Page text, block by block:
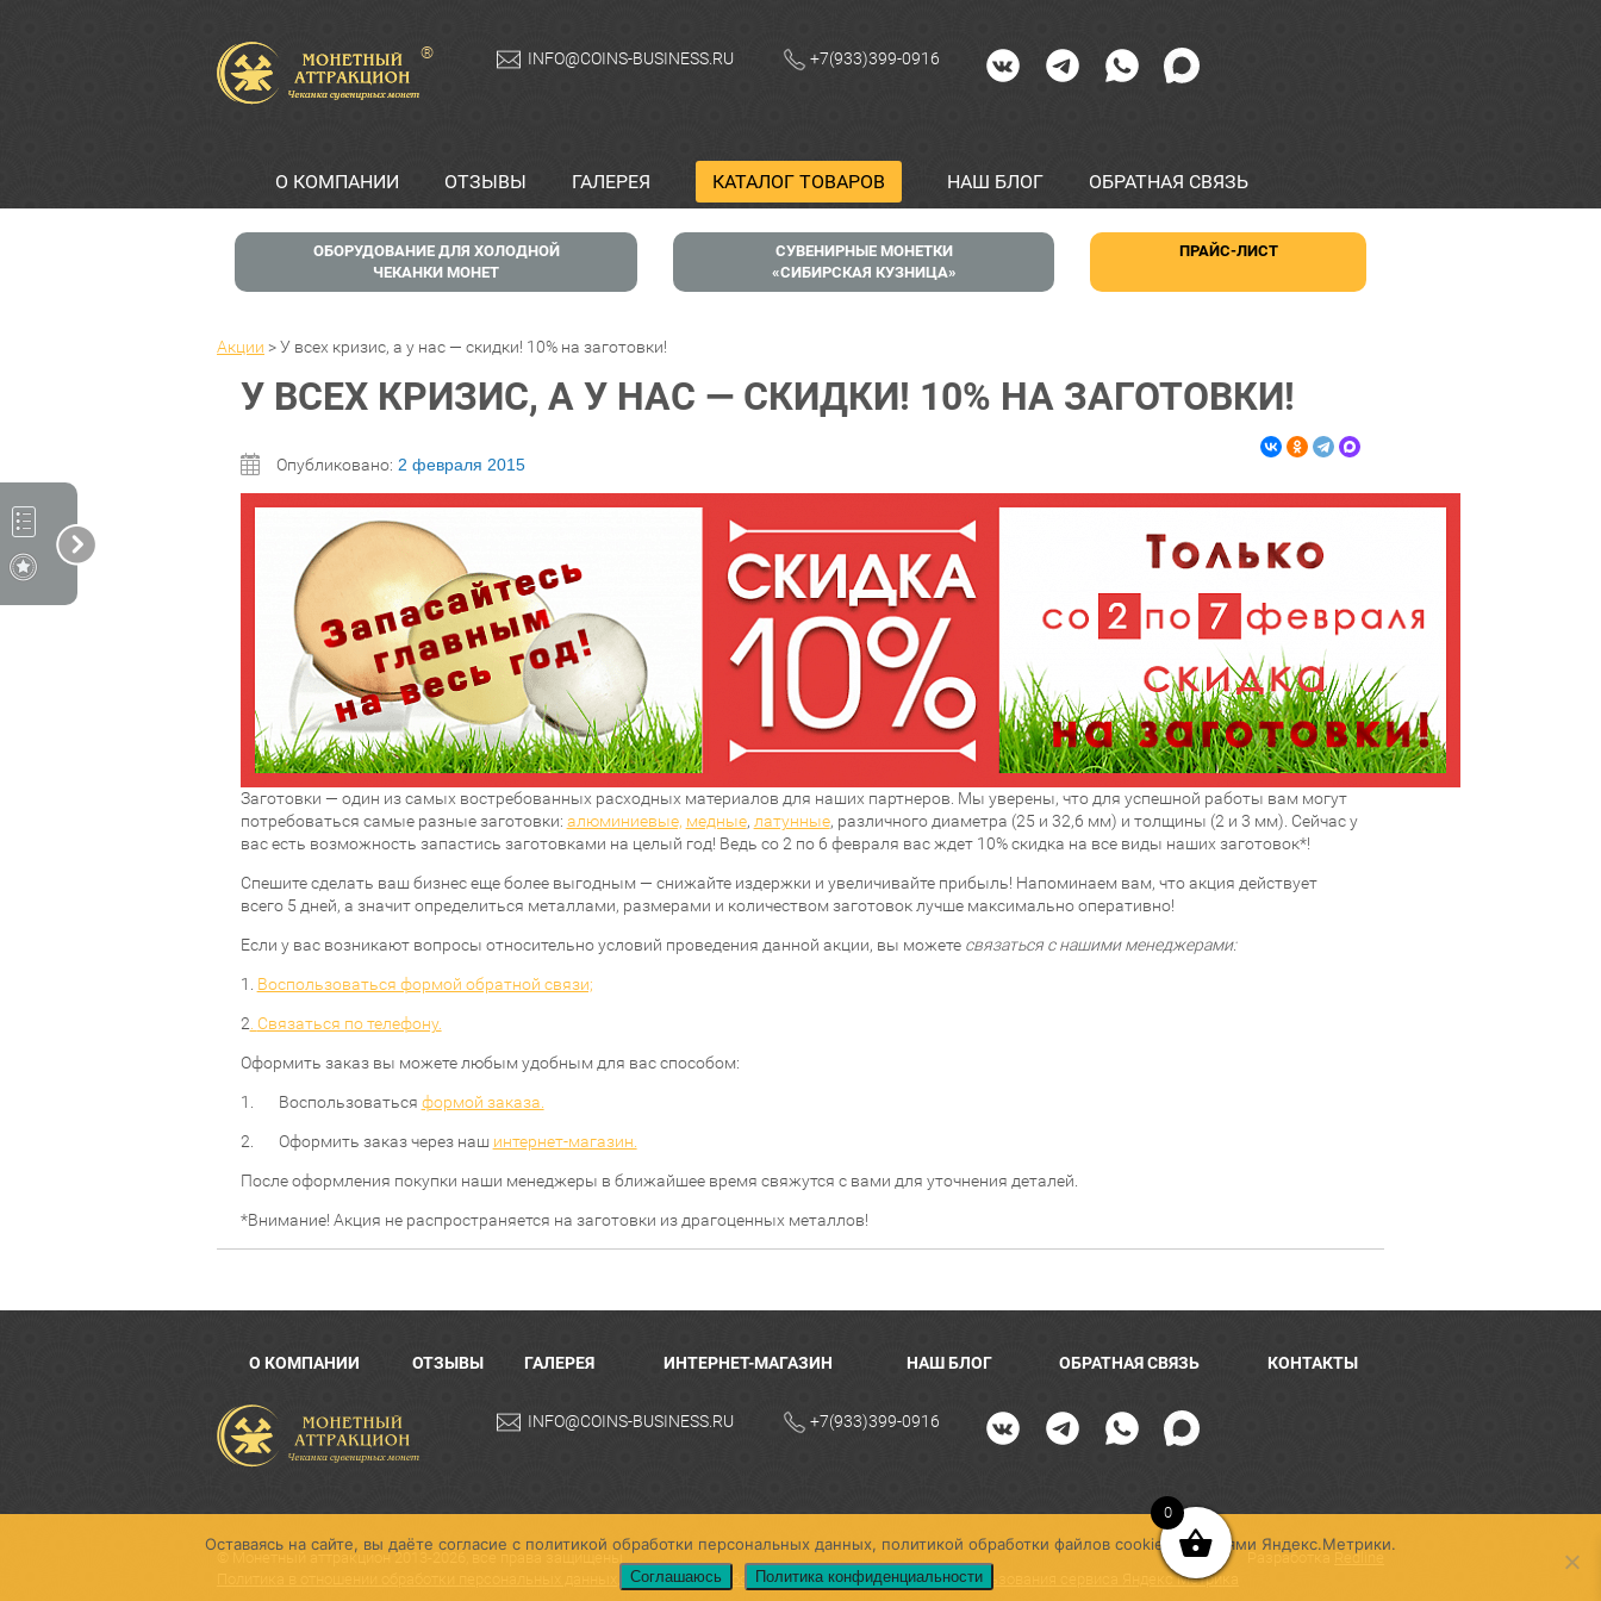
® INFO@COINS-BUSINESS.RU +7(933)399-0916
О КОМПАНИИ ОТЗЫВЫ ГАЛЕРЕЯ КАТАЛОГ ТОВАРОВ НАШ БЛОГ ОБРАТНАЯ СВЯЗЬ
ОБОРУДОВАНИЕ ДЛЯ ХОЛОДНОЙ
ЧЕКАНКИ МОНЕТ
СУВЕНИРНЫЕ МОНЕТКИ
СИБИРСКАЯ КУЗНИЦА
ПРАЙС-ЛИСТ
Акции >У всех кризис, а у нас — скидки! 10% на заготовки!
У ВСЕХ КРИЗИС, А У НАС — СКИДКИ! 10% НА ЗАГОТОВКИ!
Опубликовано: 2 февраля 2015
Заготовки — один из самых востребованных расходных материалов для наших партнеров. Мы уверены, что для успешной работы вам могут
потребоваться самые разные заготовки: алюминиевые, медные, латунные, различного диаметра (25 и 32,6 мм) и толщины (2 и 3 мм). Сейчас у
вас есть возможность запастись заготовками на целый год! Ведь со 2 по 6 февраля вас ждет 10% скидка на все виды наших заготовок*!
Спешите сделать ваш бизнес еще более выгодным — снижайте издержки и увеличивайте прибыль! Напоминаем вам, что акция действует
всего 5 дней, а значит определиться металлами, размерами и количеством заготовок лучше максимально оперативно!
Если у вас возникают вопросы относительно условий проведения данной акции, вы можетесвязаться с нашими менеджерами:
1. Воспользоваться формой обратной связи;
2 Связаться по телефону.
Оформить заказ вы можете любым удобным для вас способом:
1. Воспользоваться формой заказа.
2. Оформить заказ через наш интернет-магазин.
После оформления покупки наши менеджеры в ближайшее время свяжутся с вами для уточнения деталей.
*Внимание! Акция не распространяется на заготовки из драгоценных металлов!
О КОМПАНИИ ОТЗЫВЫ ГАЛЕРЕЯ ИНТЕРНЕТ-МАГАЗИН НАШ БЛОГ ОБРАТНАЯ СВЯЗЬ КОНТАКТЫ
INFO@COINS-BUSINESS.RU +7(933)399-0916
© Монетный аттракцион 2013-2026, все права защищены
Политика обработки файлов cookie,Условия использования сервиса Яндекс Метрика
Разработка Redline
0
Оставаясь на сайте, вы даёте согласие с политикой обработки персональных данных, политикой обработки файлов cookie, условиями Яндекс.Метрики.
Соглашаюсь Политика конфиденциальности